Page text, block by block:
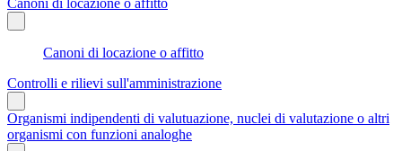
Canoni di locazione o affitto
Controlli e rilievi sull'amministrazione
Organismi indipendenti di valutuazione, nuclei di valutazione o altri
organismi con funzioni analoghe